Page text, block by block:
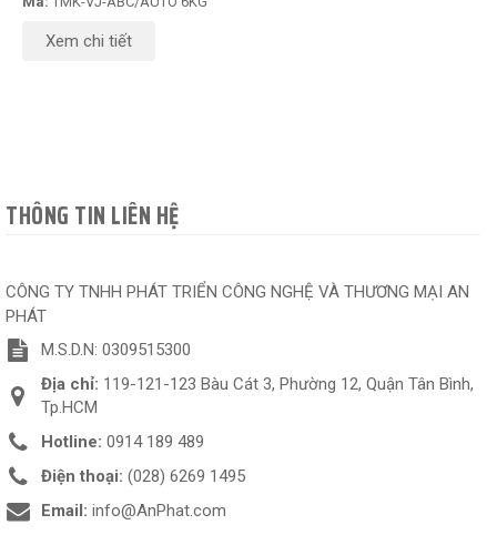
Xem chi tiết
THÔNG TIN LIÊN HỆ
CÔNG TY TNHH PHÁT TRIỂN CÔNG NGHỆ VÀ THƯƠNG MẠI AN
PHÁT
M.S.D.N: 0309515300
Địa chỉ: 119-121-123 Bàu Cát 3, Phường 12, Quận Tân Bình,
Tp.HCM
Hotline: 0914 189 489
Điện thoại: (028) 6269 1495
Email: info@AnPhat.com